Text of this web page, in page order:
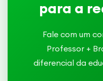
para a
Fale com um
Professor +
diferencial da